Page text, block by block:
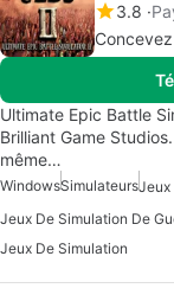
3.8
Ultimate Epic Battle
Brilliant Game
même…
WindowsSimulateurs
Jeux De Simulation